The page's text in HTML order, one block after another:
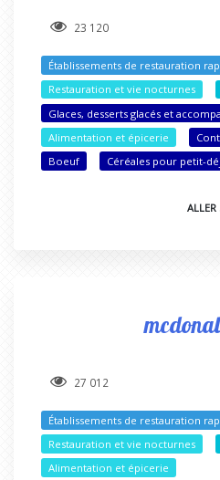
23 120
Établissements de restauration
Restauration et vie nocturnes
Glaces, desserts glacés et
Alimentation et épicerie
Boeuf
Céréales pour petit-
ALLER
27 012
Établissements de restauration
Restauration et vie nocturnes
Alimentation et épicerie